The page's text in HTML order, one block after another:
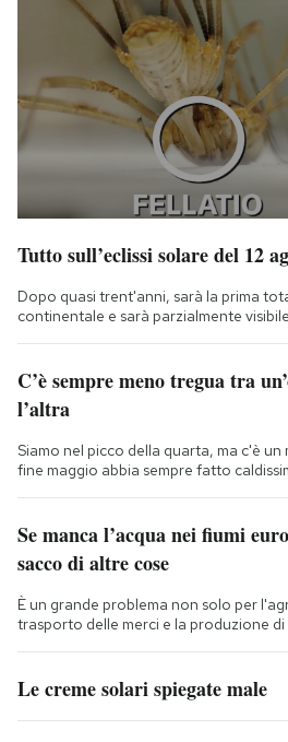
Tutto sull’eclissi solare del 12
Dopo quasi trent'anni, sarà la prima
continentale e sarà parzialmente
C’è sempre meno tregua tra
l’altra
Siamo nel picco della quarta, ma c'è un
fine maggio abbia sempre fatto
Se manca l’acqua nei fiumi
sacco di altre cose
È un grande problema non solo per
trasporto delle merci e la produzione
Le creme solari spiegate male